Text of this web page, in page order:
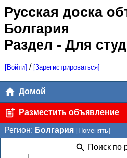
Русская доска
Болгария
Раздел - Для
[Войти] / [Зарегистрироваться]
Домой
Разместить объявление
Регион: Болгария [Поменять]
Поиск по